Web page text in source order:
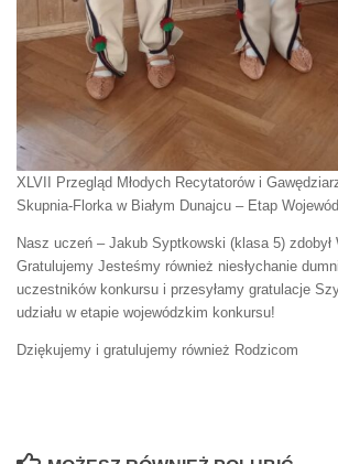
XLVII Przegląd Młodych Recytatorów i
Skupnia-Florka w Białym Dunajcu – Etap
Nasz uczeń – Jakub Syptkowski (klasa 5) zdobył
Gratulujemy Jesteśmy również niesłychanie
uczestników konkursu i przesyłamy gratulacje
udziału w etapie wojewódzkim konkursu!
Dziękujemy i gratulujemy również Rodzicom